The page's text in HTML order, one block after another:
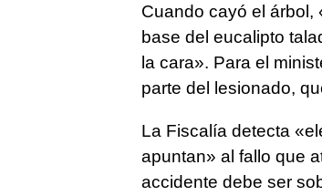
Cuando cayó el árbol,
base del eucalipto
la cara». Para el
parte del lesionado,
La Fiscalía detecta
apuntan» al fallo que
accidente debe ser